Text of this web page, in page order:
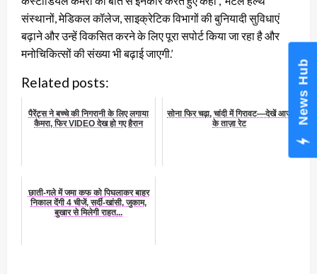
संस्थानों, मेडिकल कॉलेज, साइक्रेटिक विभागों की बुनियादी सुविधाएं
बढ़ाने और उन्हें विकसित करने के लिए पूरा सपोर्ट किया जा रहा है और
मनोचिकित्सों की संख्या भी बढ़ाई जाएगी.’
Related posts:
पैरेंट्स ने बच्‍चे की निगरानी के लिए लगाया
कैमरा, फिर VIDEO देख हो गए हैरान
सोना फिर चढ़ा, चांदी में गिरावट—देखें आज
के ताज़ा रेट
छाती-गले में जमा कफ को पिघलाकर बाहर
निकाल देंगी 4 चीजें, सर्दी-खांसी, जुकाम,
बुखार से मिलेगी राहत...
News Hub